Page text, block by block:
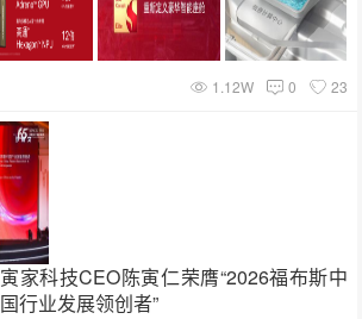
1.12W 0 23
寅家科技CEO陈寅仁荣膺“2026福布斯中
国行业发展领创者”